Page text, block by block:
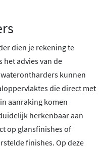
dien je rekening te
het advies van de
kunnen
die direct met
aanraking komen
herkenbaar aan
op glansfinishes of
finishes. Op deze